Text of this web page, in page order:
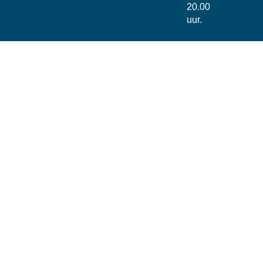
20.00
uur.